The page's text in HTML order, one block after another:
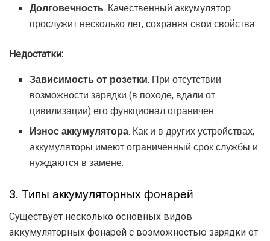
Долговечность. Качественный аккумулятор
прослужит несколько лет, сохраняя свои свойства.
Недостатки:
Зависимость от розетки. При отсутствии
возможности зарядки (в походе, вдали от
цивилизации) его функционал ограничен.
Износ аккумулятора. Как и в других устройствах,
аккумуляторы имеют ограниченный срок службы и
нуждаются в замене.
3. Типы аккумуляторных фонарей
Существует несколько основных видов
аккумуляторных фонарей с возможностью зарядки от